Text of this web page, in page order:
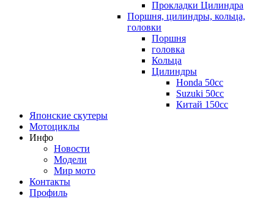
Прокладки Цилиндра
Поршня, цилиндры, кольца,
головки
Поршня
головка
Кольца
Цилиндры
Honda 50сс
Suzuki 50cc
Китай 150сс
Японские скутеры
Мотоциклы
Инфо
Новости
Модели
Мир мото
Контакты
Профиль